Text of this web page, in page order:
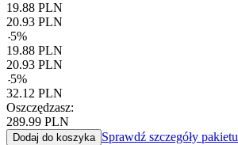
19.88 PLN
20.93 PLN
-5%
19.88 PLN
20.93 PLN
-5%
32.12 PLN
Oszczędzasz:
289.99 PLN
Dodaj do koszyka Sprawdź szczegóły pakietu